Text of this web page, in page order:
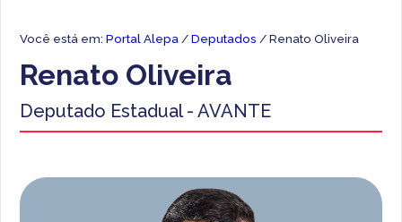
Você está em:Portal Alepa /Deputados / Renato Oliveira
Renato Oliveira
Deputado Estadual - AVANTE